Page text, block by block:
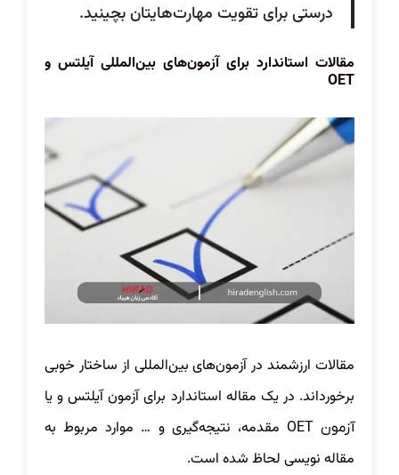
درستی برای تقویت مهارت‌هایتان بچینید.
مقالات استاندارد برای آزمون‌های بین‌المللی آیلتس و
OET
مقالات ارزشمند در آزمون‌های بین‌المللی از ساختار خوبی
برخورداند. در یک مقاله استاندارد برای آزمون آیلتس و یا
آزمون OET
مقدمه، نتیجه‌گیری و … موارد مربوط به
مقاله نویسی لحاظ شده است.